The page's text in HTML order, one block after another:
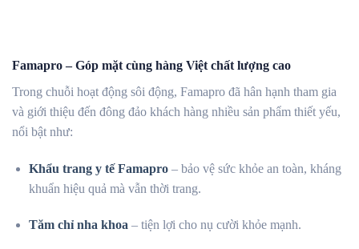
Famapro – Góp mặt cùng hàng Việt chất lượng cao
Trong chuỗi hoạt động sôi động, Famapro đã hân hạnh tham gia
và giới thiệu đến đông đảo khách hàng nhiều sản phẩm thiết yếu,
nổi bật như:
Khẩu trang y tế Famapro– bảo vệ sức khỏe an toàn, kháng
khuẩn hiệu quả mà vẫn thời trang.
Tăm chỉ nha khoa – tiện lợi cho nụ cười khỏe mạnh.